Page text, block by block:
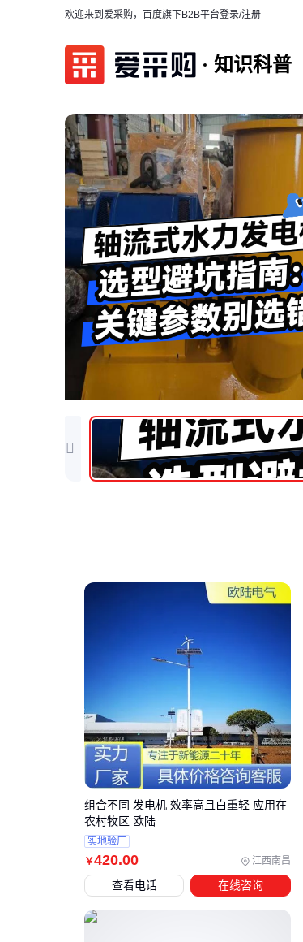
欢迎来到爱采购，百度旗下B2B平台登录/注册
知识科普
￥420.00 江西南昌
组合不同 发电机 效率高且白重轻 应用在
农村牧区 欧陆
实地验厂
查看电话 在线咨询